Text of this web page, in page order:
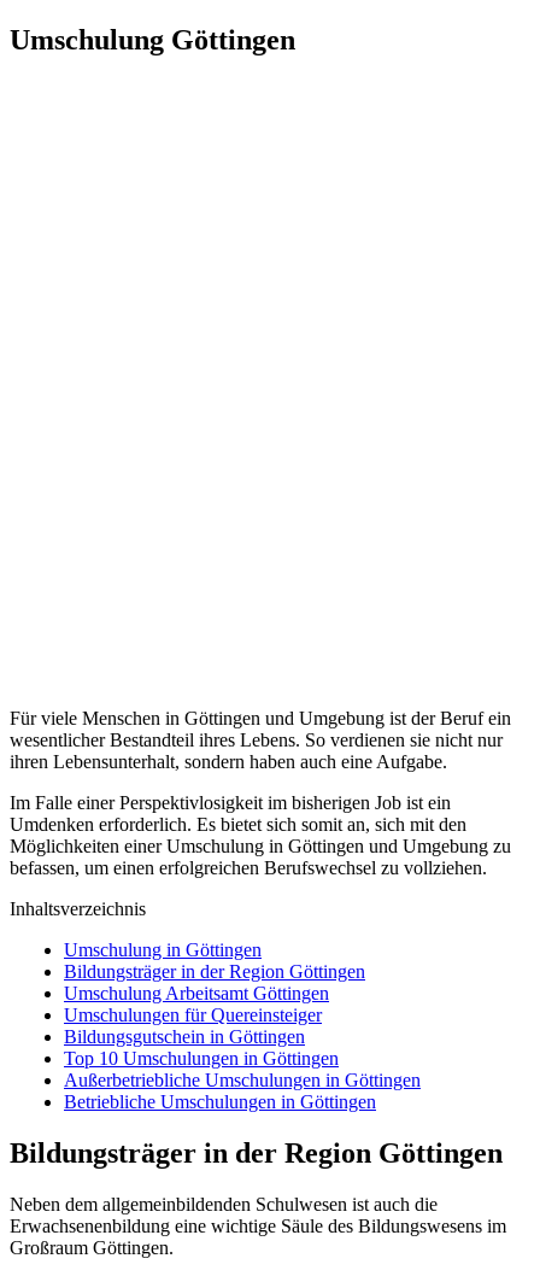
Umschulung Göttingen
Für viele Menschen in Göttingen und Umgebung ist der Beruf ein
wesentlicher Bestandteil ihres Lebens. So verdienen sie nicht nur
ihren Lebensunterhalt, sondern haben auch eine Aufgabe.
Im Falle einer Perspektivlosigkeit im bisherigen Job ist ein
Umdenken erforderlich. Es bietet sich somit an, sich mit den
Möglichkeiten einer Umschulung in Göttingen und Umgebung zu
befassen, um einen erfolgreichen Berufswechsel zu vollziehen.
Inhaltsverzeichnis
Umschulung in Göttingen
Bildungsträger in der Region Göttingen
Umschulung Arbeitsamt Göttingen
Umschulungen für Quereinsteiger
Bildungsgutschein in Göttingen
Top 10 Umschulungen in Göttingen
Außerbetriebliche Umschulungen in Göttingen
Betriebliche Umschulungen in Göttingen
Bildungsträger in der Region Göttingen
Neben dem allgemeinbildenden Schulwesen ist auch die
Erwachsenenbildung eine wichtige Säule des Bildungswesens im
Großraum Göttingen.